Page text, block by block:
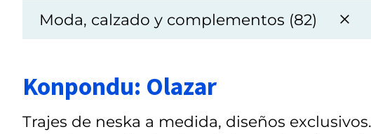
Moda, calzado y complementos (82)
Konpondu: Olazar
Trajes de neska a medida, diseños